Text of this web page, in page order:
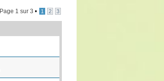
Page 1 sur 3 • 1 2 3